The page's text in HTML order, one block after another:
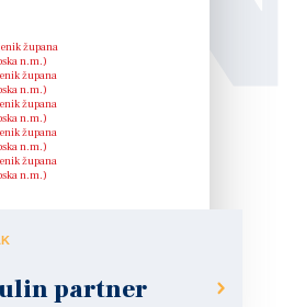
župana
n.m.)
župana
n.m.)
župana
n.m.)
župana
n.m.)
župana
n.m.)
partner